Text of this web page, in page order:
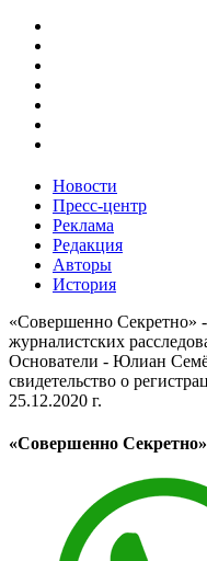
Новости
Пресс-центр
Реклама
Редакция
Авторы
История
«Совершенно Секретно»
журналистских
Основатели - Юлиан
свидетельство о
25.12.2020 г.
«Совершенно